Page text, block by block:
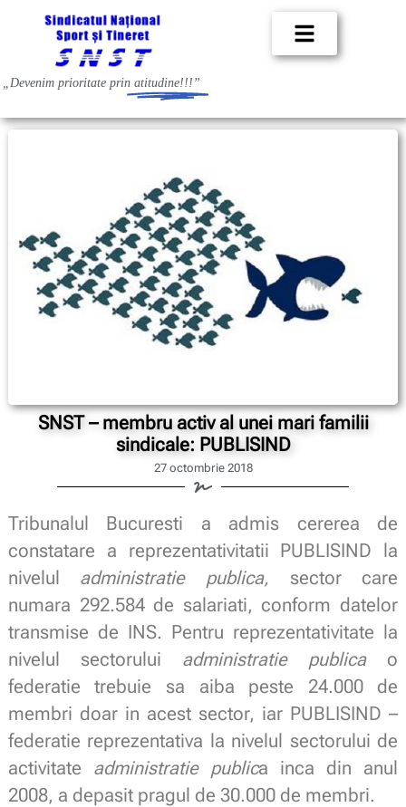
„Devenim prioritate prin atitudine!!!”
SNST – membru activ al unei mari familii
sindicale: PUBLISIND
27 octombrie 2018
Tribunalul Bucuresti a admis cererea de
constatare a reprezentativitatii PUBLISIND la
nivelul administratie publica, sector care
numara 292.584 de salariati, conform datelor
transmise de INS. Pentru reprezentativitate la
nivelul sectorului administratie publicao
federatie trebuie sa aiba peste 24.000 de
membri doar in acest sector, iar PUBLISIND –
federatie reprezentativa la nivelul sectorului de
activitate administratie publica inca din anul
2008, a depasit pragul de 30.000 de membri.